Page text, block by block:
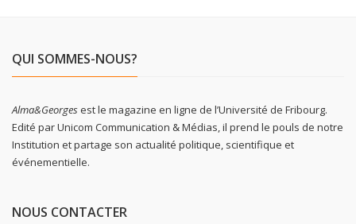
QUI SOMMES-NOUS?
Alma&Georgesest le magazine en ligne de l’Université de Fribourg.
Edité par Unicom Communication & Médias, il prend le pouls de notre
Institution et partage son actualité politique, scientifique et
événementielle.
NOUS CONTACTER